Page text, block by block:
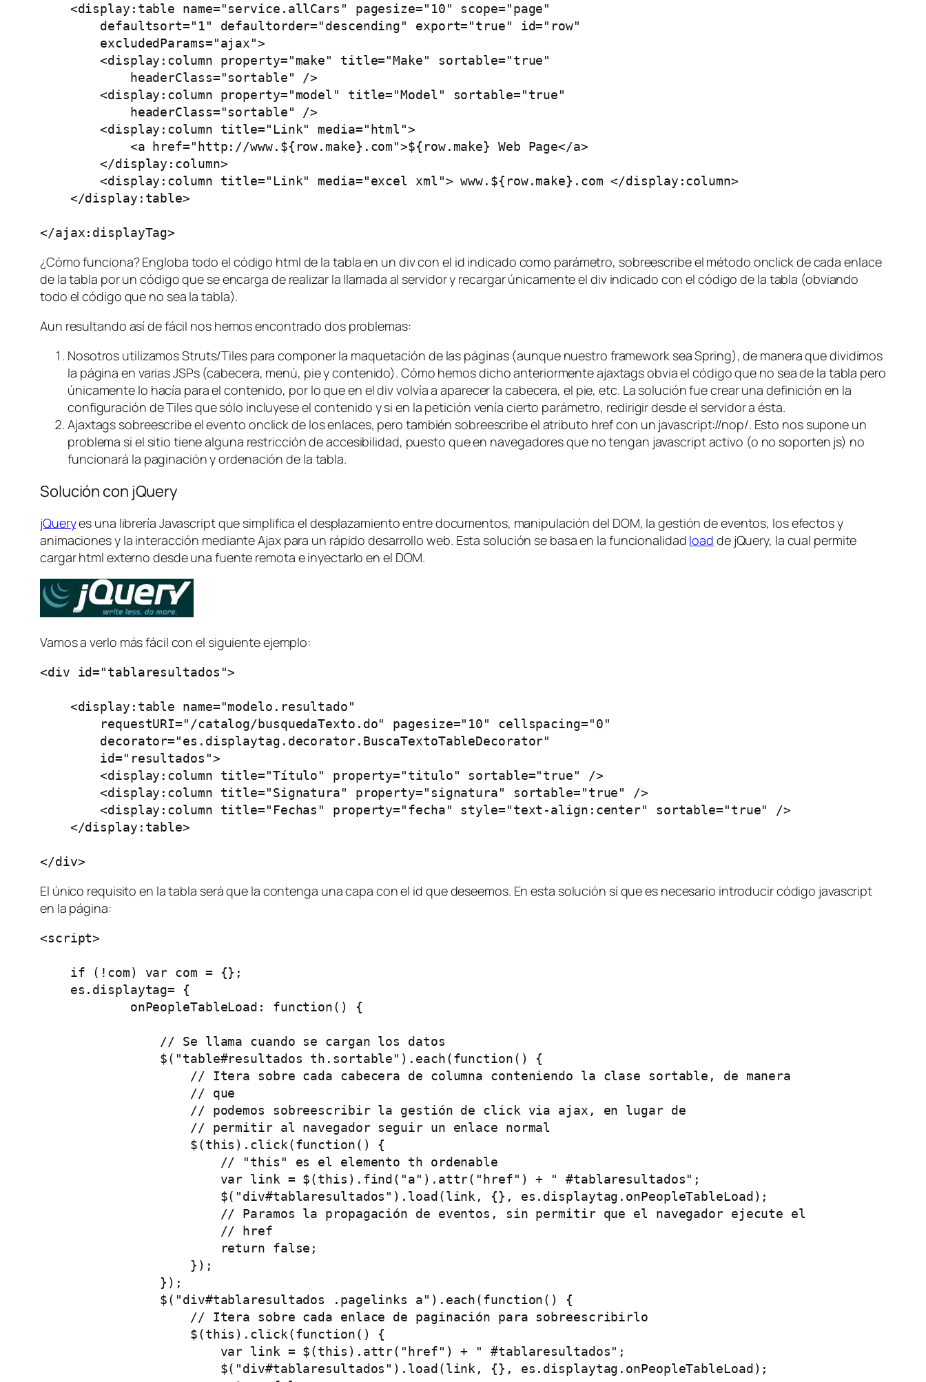
<display:table name="service.allCars" pagesize="10" scope="page"
defaultsort="1" defaultorder="descending" export="true" id="row"
excludedParams="ajax">
<display:column property="make" title="Make" sortable="true"
headerClass="sortable" />
<display:column property="model" title="Model" sortable="true"
headerClass="sortable" />
<display:column title="Link" media="html">
<a href="http://www.${row.make}.com">${row.make} Web Page</a>
</display:column>
<display:column title="Link" media="excel xml"> www.${row.make}.com </display:column>
</display:table>
</ajax:displayTag>
¿Cómo funciona? Engloba todo el código html de la tabla en un divcon el id indicado como parámetro, sobreescribe el método onclickde cada enlace
de la tabla por un código que se encarga de realizar la llamada al servidor y recargar únicamente el div indicado con el código de la tabla (obviando
todo el código que no sea la tabla).
Aun resultando así de fácil nos hemos encontrado dos problemas:
Nosotros utilizamosStruts/Tiles para componer la maquetación de las páginas (aunque nuestro framework seaSpring), de manera que dividimos
la página en varias JSPs (cabecera, menú, pie y contenido). Cómo hemos dicho anteriormente ajaxtags obvia el código que no sea de la tabla pero
únicamente lo hacía para el contenido, por lo que en eldivvolvía a aparecer la cabecera, el pie, etc. La solución fue crear una definición en la
configuración deTilesque sólo incluyese el contenido y si en la petición venía cierto parámetro, redirigir desde el servidor a ésta.
Ajaxtags sobreescribe el evento onclickde los enlaces, pero también sobreescribe el atributo hrefcon un javascript://nop/. Esto nos supone un
problema si el sitio tiene alguna restricción de accesibilidad, puesto que en navegadores que no tengan javascript activo (o no soporten js) no
funcionará la paginación y ordenación de la tabla.
Solución con jQuery
jQueryes una librería Javascript que simplifica el desplazamiento entre documentos, manipulación del DOM, la gestión de eventos, los efectos y
animaciones y la interacción mediante Ajax para un rápido desarrollo web. Esta solución se basa en la funcionalidad load de jQuery, la cual permite
cargar html externo desde una fuente remota e inyectarlo en el DOM.
Vamos a verlo más fácil con el siguiente ejemplo:
<div id="tablaresultados">
<display:table name="modelo.resultado"
requestURI="/catalog/busquedaTexto.do" pagesize="10" cellspacing="0"
decorator="es.displaytag.decorator.BuscaTextoTableDecorator"
id="resultados">
<display:column title="Título" property="titulo" sortable="true" />
<display:column title="Signatura" property="signatura" sortable="true" />
<display:column title="Fechas" property="fecha" style="text-align:center" sortable="true" />
</display:table>
</div>
El único requisito en la tabla será que la contenga una capa con el id que deseemos. En esta solución sí que es necesario introducir código javascript
en la página:
<script>
if (!com) var com = {};
es.displaytag= {
onPeopleTableLoad: function() {
// Se llama cuando se cargan los datos
$("table#resultados th.sortable").each(function() {
// Itera sobre cada cabecera de columna conteniendo la clase sortable, de manera
// que
// podemos sobreescribir la gestión de click via ajax, en lugar de
// permitir al navegador seguir un enlace normal
$(this).click(function() {
// "this" es el elemento th ordenable
var link = $(this).find("a").attr("href") + " #tablaresultados";
$("div#tablaresultados").load(link, {}, es.displaytag.onPeopleTableLoad);
// Paramos la propagación de eventos, sin permitir que el navegador ejecute el
// href
return false;
});
});
$("div#tablaresultados .pagelinks a").each(function() {
// Itera sobre cada enlace de paginación para sobreescribirlo
$(this).click(function() {
var link = $(this).attr("href") + " #tablaresultados";
$("div#tablaresultados").load(link, {}, es.displaytag.onPeopleTableLoad);